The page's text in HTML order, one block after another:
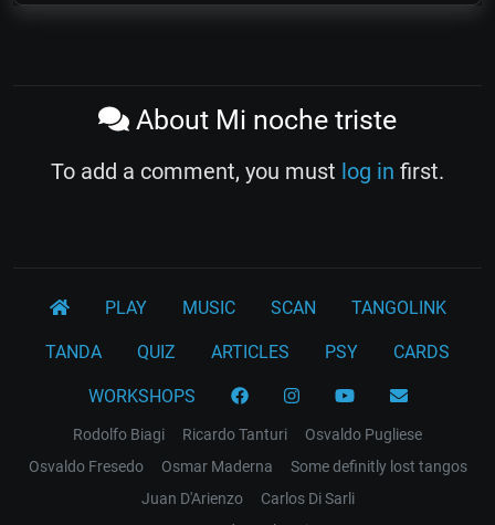
About Mi noche triste
To add a comment, you must log in first.
PLAY MUSIC SCAN TANGOLINK
TANDA QUIZ ARTICLES PSY CARDS
WORKSHOPS
Rodolfo Biagi Ricardo Tanturi
Osvaldo Pugliese
Osvaldo Fresedo
Osmar Maderna
Some definitly lost tangos
Juan D'Arienzo
Carlos Di Sarli